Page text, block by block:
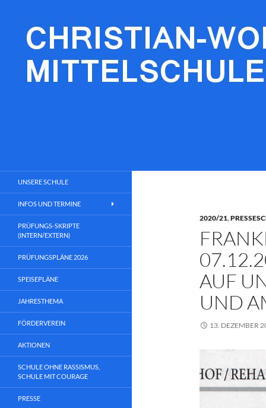
springen
2020/21,
AUF
UND
13. DEZEMBER
UNSERE SCHULE
INFOS UND TERMINE
PRÜFUNGS-SKRIPTE
(INTERN/EXTERN)
PRÜFUNGSPLÄNE 2026
SPEISEPLÄNE
JAHRESTHEMA
FÖRDERVEREIN
AKTIONEN
SCHULE OHNE RASSISMUS,
SCHULE MIT COURAGE
PRESSE